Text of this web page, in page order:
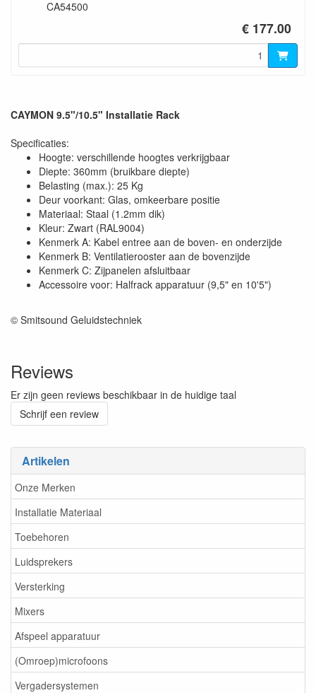
Artikelen
Onze Merken
Installatie Materiaal
Toebehoren
Luidsprekers
Versterking
Mixers
Afspeel apparatuur
(Omroep)microfoons
Vergadersystemen
CA54500
€ 177.00
CAYMON 9.5"/10.5" Installatie Rack
Specificaties:
Hoogte: verschillende hoogtes verkrijgbaar
Diepte: 360mm (bruikbare diepte)
Belasting (max.): 25 Kg
Deur voorkant: Glas, omkeerbare positie
Materiaal: Staal (1.2mm dik)
Kleur: Zwart (RAL9004)
Kenmerk A: Kabel entree aan de boven- en onderzijde
Kenmerk B: Ventilatierooster aan de bovenzijde
Kenmerk C: Zijpanelen afsluitbaar
Accessoire voor: Halfrack apparatuur (9,5" en 10'5")
© Smitsound Geluidstechniek
Reviews
Er zijn geen reviews beschikbaar in de huidige taal
Schrijf een review